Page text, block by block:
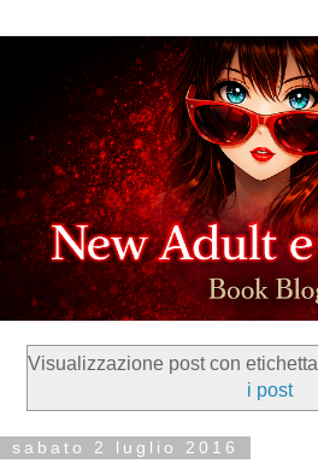
Visualizzazione post con etichetta
i post
sabato 2 luglio 2016